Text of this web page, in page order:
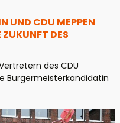
UND CDU MEPPEN
DES
des CDU
Bürgermeisterkandidatin